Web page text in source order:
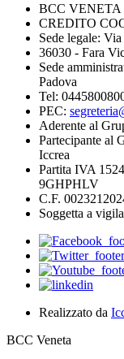
BCC VENETA
CREDITO
Sede legale:
36030 - Fara
Sede
Padova
Tel:
PEC:
Aderente al
Partecipante al
Iccrea
Partita IVA
9GHPHLV
C.F.
Soggetta a
Realizzato da
BCC Veneta